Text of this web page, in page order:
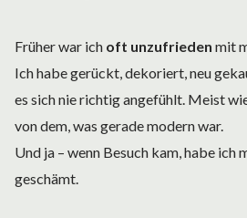
Früher war ich oft unzufrieden mit
Ich habe gerückt, dekoriert, neu
es sich nie richtig angefühlt. Meist
von dem, was gerade modern war.
Und ja – wenn Besuch kam, habe ich
geschämt.